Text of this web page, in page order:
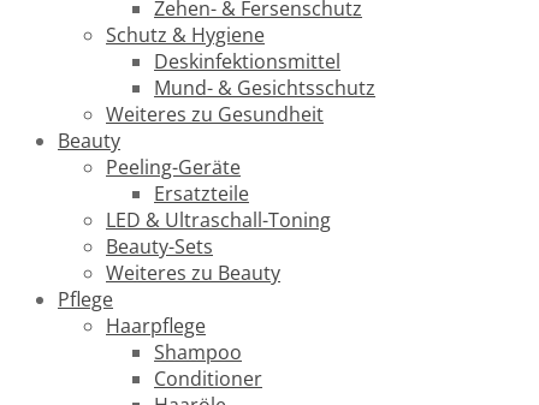
Zehen- & Fersenschutz
Schutz & Hygiene
Deskinfektionsmittel
Mund- & Gesichtsschutz
Weiteres zu Gesundheit
Beauty
Peeling-Geräte
Ersatzteile
LED & Ultraschall-Toning
Beauty-Sets
Weiteres zu Beauty
Pflege
Haarpflege
Shampoo
Conditioner